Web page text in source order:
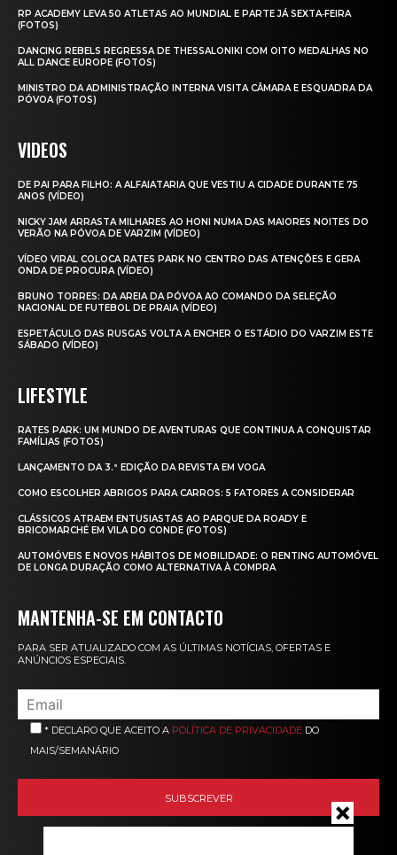
RP ACADEMY LEVA 50 ATLETAS AO MUNDIAL E PARTE JÁ SEXTA‑FEIRA
(FOTOS)
DANCING REBELS REGRESSA DE THESSALONIKI COM OITO MEDALHAS NO
ALL DANCE EUROPE (FOTOS)
MINISTRO DA ADMINISTRAÇÃO INTERNA VISITA CÂMARA E ESQUADRA DA
PÓVOA (FOTOS)
VIDEOS
DE PAI PARA FILHO: A ALFAIATARIA QUE VESTIU A CIDADE DURANTE 75
ANOS (VÍDEO)
NICKY JAM ARRASTA MILHARES AO HONI NUMA DAS MAIORES NOITES DO
VERÃO NA PÓVOA DE VARZIM (VÍDEO)
VÍDEO VIRAL COLOCA RATES PARK NO CENTRO DAS ATENÇÕES E GERA
ONDA DE PROCURA (VÍDEO)
BRUNO TORRES: DA AREIA DA PÓVOA AO COMANDO DA SELEÇÃO
NACIONAL DE FUTEBOL DE PRAIA (VÍDEO)
ESPETÁCULO DAS RUSGAS VOLTA A ENCHER O ESTÁDIO DO VARZIM ESTE
SÁBADO (VÍDEO)
LIFESTYLE
RATES PARK: UM MUNDO DE AVENTURAS QUE CONTINUA A CONQUISTAR
FAMÍLIAS (FOTOS)
LANÇAMENTO DA 3.ª EDIÇÃO DA REVISTA EM VOGA
COMO ESCOLHER ABRIGOS PARA CARROS: 5 FATORES A CONSIDERAR
CLÁSSICOS ATRAEM ENTUSIASTAS AO PARQUE DA ROADY E
BRICOMARCHÉ EM VILA DO CONDE (FOTOS)
AUTOMÓVEIS E NOVOS HÁBITOS DE MOBILIDADE: O RENTING AUTOMÓVEL
DE LONGA DURAÇÃO COMO ALTERNATIVA À COMPRA
MANTENHA-SE EM CONTACTO
PARA SER ATUALIZADO COM AS ÚLTIMAS NOTÍCIAS, OFERTAS E
ANÚNCIOS ESPECIAIS.
* DECLARO QUE ACEITO A POLÍTICA DE PRIVACIDADE DO
MAIS/SEMANÁRIO